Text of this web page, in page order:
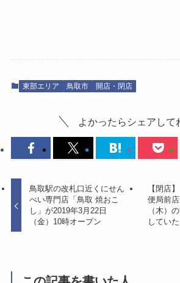
東部エリア 鳥取市 開店・閉店
よかったらシェアして
鳥取駅の改札口近くにせん
べい専門店「鳥取 焼おこ
し」が2019年3月22日
（金）10時オープン
【閉店
便局前
（木）
していた